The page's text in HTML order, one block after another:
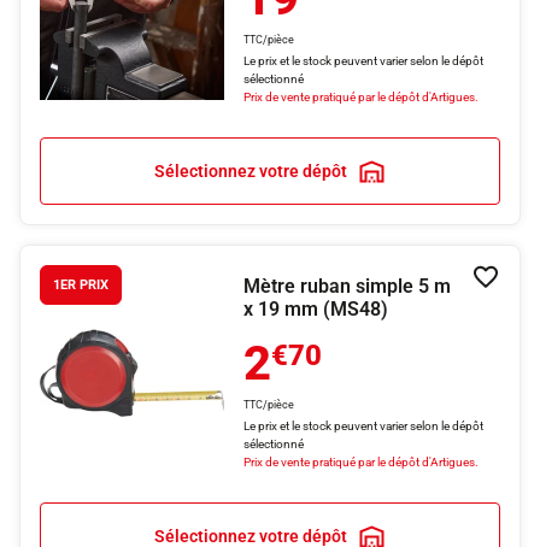
TTC/pièce
Le prix et le stock peuvent varier selon le dépôt
sélectionné
Prix de vente pratiqué par le dépôt d'Artigues.
Sélectionnez votre dépôt
1ER PRIX
Mètre ruban simple 5 m
x 19 mm (MS48)
2€70
TTC/pièce
Le prix et le stock peuvent varier selon le dépôt
sélectionné
Prix de vente pratiqué par le dépôt d'Artigues.
Sélectionnez votre dépôt